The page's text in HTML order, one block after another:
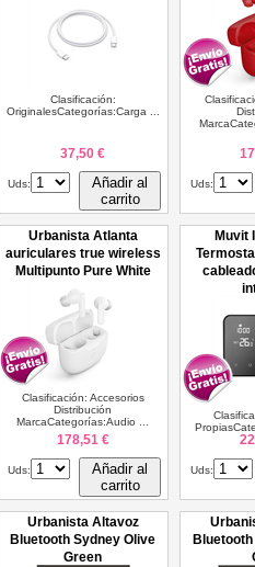
Clasificación:
OriginalesCategorías:Carga ...
37,50 €
Uds:
Añadir al
carrito
Uds:
Urbanista Atlanta
auriculares true wireless
Multipunto Pure White
Clasificación: Accesorios
Distribución
MarcaCategorías:Audio ...
178,51 €
Uds:
Añadir al
carrito
Muvit
Uds:
Urbanista Altavoz
Bluetooth Sydney Olive
Green